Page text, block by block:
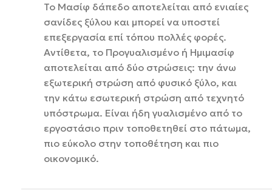
Το Μασίφ δάπεδο αποτελείται από ενιαίες
σανίδες ξύλου και μπορεί να υποστεί
επεξεργασία επί τόπου πολλές φορές.
Αντίθετα, το Προγυαλισμένο ή Ημιμασίφ
αποτελείται από δύο στρώσεις: την άνω
εξωτερική στρώση από φυσικό ξύλο, και
την κάτω εσωτερική στρώση από τεχνητό
υπόστρωμα. Είναι ήδη γυαλισμένο από το
εργοστάσιο πριν τοποθετηθεί στο πάτωμα,
πιο εύκολο στην τοποθέτηση και πιο
οικονομικό.